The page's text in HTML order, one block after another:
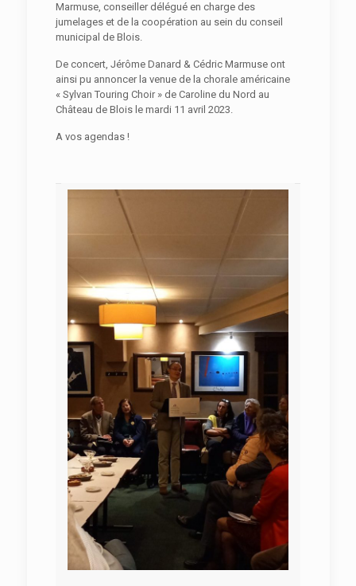
Marmuse, conseiller délégué en charge des
jumelages et de la coopération au sein du conseil
municipal de Blois.
De concert, Jérôme Danard & Cédric Marmuse ont
ainsi pu annoncer la venue de la chorale américaine
« Sylvan Touring Choir » de Caroline du Nord au
Château de Blois le mardi 11 avril 2023.
A vos agendas !